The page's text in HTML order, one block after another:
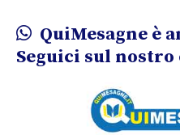
QuiMesagne è
Seguici sul nostro